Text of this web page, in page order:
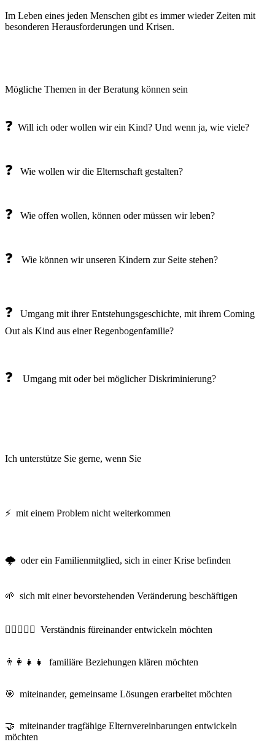
Im Leben eines jeden Menschen gibt es immer wieder Zeiten mit
besonderen Herausforderungen und Krisen.
Mögliche Themen in der Beratung können sein
❓ Will ich oder wollen wir ein Kind? Und wenn ja, wie viele?
❓ Wie wollen wir die Elternschaft gestalten?
❓ Wie offen wollen, können oder müssen wir leben?
❓ Wie können wir unseren Kindern zur Seite stehen?
❓ Umgang mit ihrer Entstehungsgeschichte, mit ihrem Coming
Out als Kind aus einer Regenbogenfamilie?
❓ Umgang mit oder bei möglicher Diskriminierung?
Ich unterstütze Sie gerne, wenn Sie
⚡ mit einem Problem nicht weiterkommen
🌩️ oder ein Familienmitglied, sich in einer Krise befinden
🌱 sich mit einer bevorstehenden Veränderung beschäftigen
🧑🏼‍❤️‍🧑🏻 Verständnis füreinander entwickeln möchten
👨‍👩‍👧‍👧 familiäre Beziehungen klären möchten
🎯 miteinander, gemeinsame Lösungen erarbeitet möchten
🤝 miteinander tragfähige Elternvereinbarungen entwickeln
möchten